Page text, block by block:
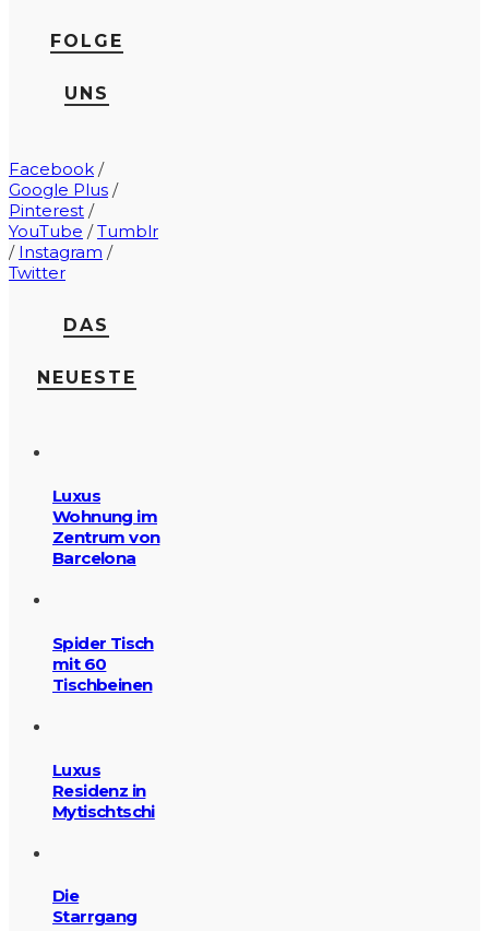
FOLGE
UNS
Facebook /
Google Plus /
Pinterest /
YouTube /Tumblr
/ Instagram /
Twitter
DAS
NEUESTE
Luxus
Wohnung im
Zentrum von
Barcelona
Spider Tisch
mit 60
Tischbeinen
Luxus
Residenz in
Mytischtschi
Die
Starrgang